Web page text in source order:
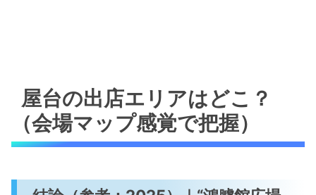
屋台の出店エリアはどこ？
（会場マップ感覚で把握）